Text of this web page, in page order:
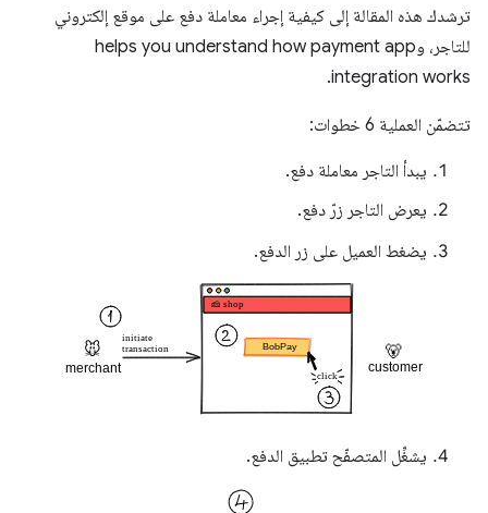
ترشدك هذه المقالة إلى كيفية إجراء معاملة دفع على موقع إلكتروني
للتاجر، وhelps you understand how payment app
integration works.
تتضمّن العملية 6 خطوات:
يبدأ التاجر معاملة دفع.
يعرض التاجر زرّ دفع.
يضغط العميل على زر الدفع.
يشغِّل المتصفّح تطبيق الدفع.